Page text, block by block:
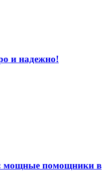
и надежно!
мощные помощники в